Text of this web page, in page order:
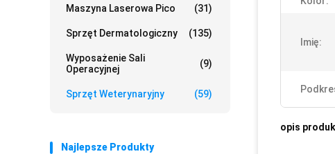
Maszyna Laserowa Pico (31)
Sprzęt Dermatologiczny (135)
Wyposażenie Sali
Operacyjnej
(9)
Sprzęt Weterynaryjny (59)
Najlepsze Produkty
Imię:
opis